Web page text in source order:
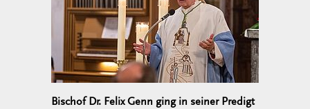
Bischof Dr. Felix Genn ging in seiner Predigt